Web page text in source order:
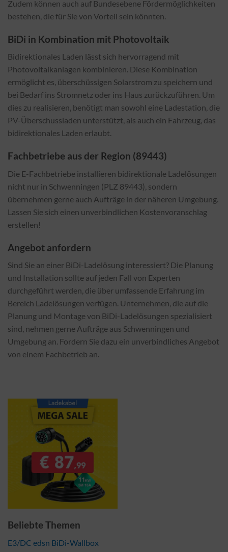
Zudem können auch auf Bundesebene Fördermöglichkeiten
bestehen, die für Sie von Vorteil sein könnten.
BiDi in Kombination mit Photovoltaik
Bidirektionales Laden lässt sich hervorragend mit
Photovoltaikanlagen kombinieren. Diese Kombination
ermöglicht es, überschüssigen Solarstrom zu speichern und
bei Bedarf ins Stromnetz oder ins Haus zurückzuführen. Um
dies zu realisieren, benötigt man sowohl eine Ladestation, die
PV-Überschussladen unterstützt, als auch ein Fahrzeug, das
bidirektionales Laden erlaubt.
Fachbetriebe aus der Region (89443)
Die E-Fachbetriebe installieren bidirektionale Ladelösungen
nicht nur in Schwenningen (PLZ 89443), sondern
übernehmen gerne auch Aufträge in der näheren Umgebung.
Lassen Sie sich einen unverbindlichen Kostenvoranschlag
erstellen!
Angebot anfordern
Sind Sie an einer BiDi-Ladelösung interessiert? Die Planung
und Installation sollte auf jeden Fall von Experten
durchgeführt werden, die über umfassende Erfahrung im
Bereich Ladelösungen verfügen. Unternehmen, die auf die
Planung und Montage von BiDi-Ladelösungen spezialisiert
sind, nehmen gerne Aufträge aus Schwenningen und
Umgebung an. Fordern Sie dazu ein unverbindliches Angebot
von einem Fachbetrieb an.
Beliebte Themen
E3/DC edsn BiDi-Wallbox